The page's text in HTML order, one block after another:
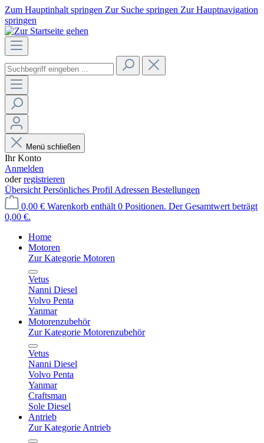
Zum Hauptinhalt springen Zur Suche springen Zur Hauptnavigation
springen
Menü schließen
Ihr Konto
Anmelden
oderregistrieren
Übersicht Persönliches Profil Adressen Bestellungen
0,00 € Warenkorb enthält 0 Positionen. Der Gesamtwert beträgt
0,00 €.
Home
Motoren
Zur Kategorie Motoren
Vetus
Nanni Diesel
Volvo Penta
Yanmar
Motorenzubehör
Zur Kategorie Motorenzubehör
Vetus
Nanni Diesel
Volvo Penta
Yanmar
Craftsman
Sole Diesel
Antrieb
Zur Kategorie Antrieb